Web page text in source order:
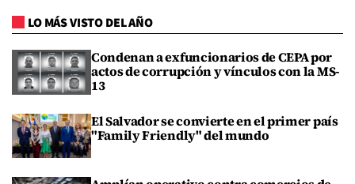
LO MÁS VISTO DEL AÑO
Condenan a exfuncionarios de CEPA por
actos de corrupción y vínculos con la MS-
13
El Salvador se convierte en el primer país
"Family Friendly" del mundo